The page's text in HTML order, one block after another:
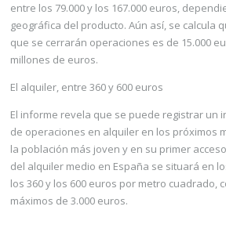
entre los 79.000 y los 167.000 euros,
geográfica del producto. Aún así, se calcula
que se cerrarán operaciones es de 15.000
millones de euros.
El alquiler, entre 360 y 600 euros
El informe revela que se puede registrar un
de operaciones en alquiler en los próximos
la población más joven y en su primer
del alquiler medio en España se situará en
los 360 y los 600 euros por metro cuadrado,
máximos de 3.000 euros.